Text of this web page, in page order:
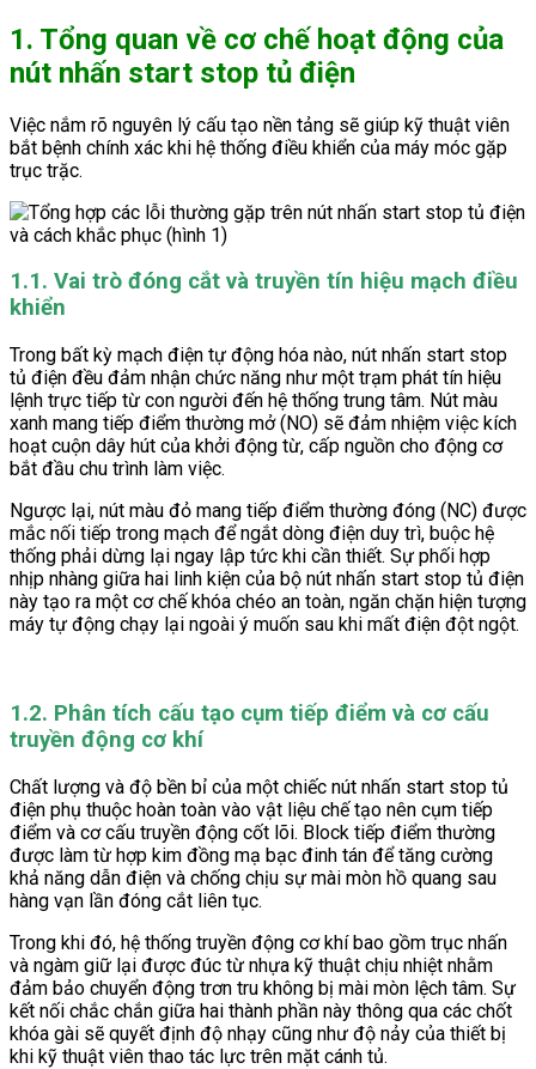
1. Tổng quan về cơ chế hoạt động của
nút nhấn start stop tủ điện
Việc nắm rõ nguyên lý cấu tạo nền tảng sẽ giúp kỹ thuật viên
bắt bệnh chính xác khi hệ thống điều khiển của máy móc gặp
trục trặc.
1.1. Vai trò đóng cắt và truyền tín hiệu mạch điều
khiển
Trong bất kỳ mạch điện tự động hóa nào, nút nhấn start stop
tủ điện đều đảm nhận chức năng như một trạm phát tín hiệu
lệnh trực tiếp từ con người đến hệ thống trung tâm. Nút màu
xanh mang tiếp điểm thường mở (NO) sẽ đảm nhiệm việc kích
hoạt cuộn dây hút của khởi động từ, cấp nguồn cho động cơ
bắt đầu chu trình làm việc.
Ngược lại, nút màu đỏ mang tiếp điểm thường đóng (NC) được
mắc nối tiếp trong mạch để ngắt dòng điện duy trì, buộc hệ
thống phải dừng lại ngay lập tức khi cần thiết. Sự phối hợp
nhịp nhàng giữa hai linh kiện của bộ nút nhấn start stop tủ điện
này tạo ra một cơ chế khóa chéo an toàn, ngăn chặn hiện tượng
máy tự động chạy lại ngoài ý muốn sau khi mất điện đột ngột.
1.2. Phân tích cấu tạo cụm tiếp điểm và cơ cấu
truyền động cơ khí
Chất lượng và độ bền bỉ của một chiếc nút nhấn start stop tủ
điện phụ thuộc hoàn toàn vào vật liệu chế tạo nên cụm tiếp
điểm và cơ cấu truyền động cốt lõi. Block tiếp điểm thường
được làm từ hợp kim đồng mạ bạc đinh tán để tăng cường
khả năng dẫn điện và chống chịu sự mài mòn hồ quang sau
hàng vạn lần đóng cắt liên tục.
Trong khi đó, hệ thống truyền động cơ khí bao gồm trục nhấn
và ngàm giữ lại được đúc từ nhựa kỹ thuật chịu nhiệt nhằm
đảm bảo chuyển động trơn tru không bị mài mòn lệch tâm. Sự
kết nối chắc chắn giữa hai thành phần này thông qua các chốt
khóa gài sẽ quyết định độ nhạy cũng như độ nảy của thiết bị
khi kỹ thuật viên thao tác lực trên mặt cánh tủ.